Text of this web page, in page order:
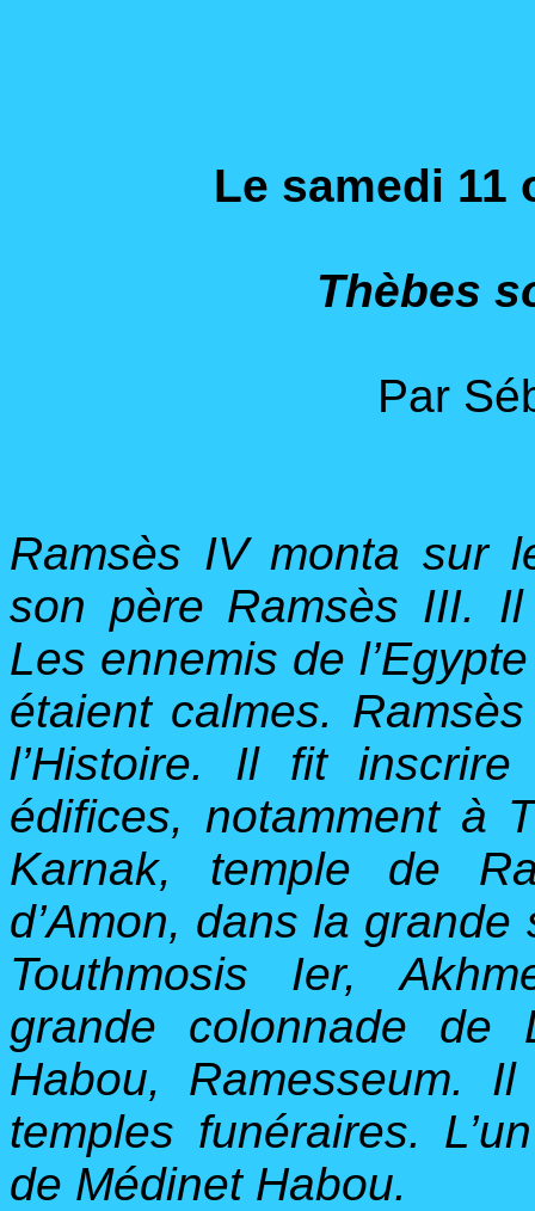
Le samedi 11
Thèbes
Par
Ramsès IV monta sur
son père Ramsès III. Il
Les ennemis de
étaient calmes.
l’Histoire. Il fit
édifices, notamment à
Karnak, temple de
d’Amon, dans la
Touthmosis Ier,
grande colonnade de
Habou, Ramesseum.
temples funéraires.
de Médinet Habou.